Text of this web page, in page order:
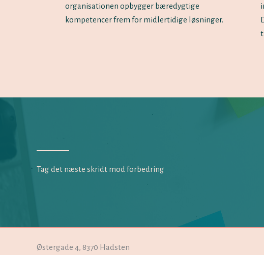
organisationen opbygger bæredygtige
kompetencer frem for midlertidige løsninger.
Tag det næste skridt mod forbedring
Østergade 4, 8370 Hadsten